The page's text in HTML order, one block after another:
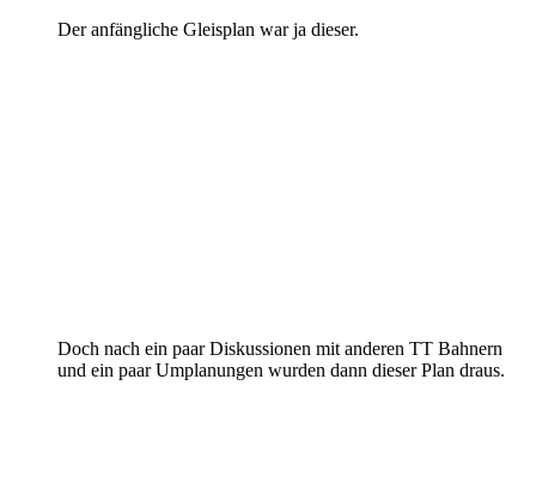
Der anfängliche Gleisplan war ja dieser.
Doch nach ein paar Diskussionen mit anderen TT Bahnern
und ein paar Umplanungen wurden dann dieser Plan draus.